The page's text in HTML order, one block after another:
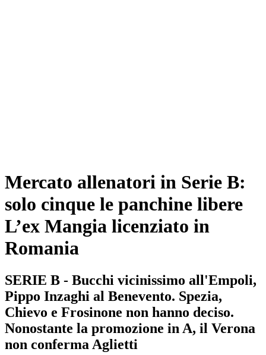
Mercato allenatori in Serie B:
solo cinque le panchine libere
L’ex Mangia licenziato in
Romania
SERIE B - Bucchi vicinissimo all'Empoli,
Pippo Inzaghi al Benevento. Spezia,
Chievo e Frosinone non hanno deciso.
Nonostante la promozione in A, il Verona
non conferma Aglietti